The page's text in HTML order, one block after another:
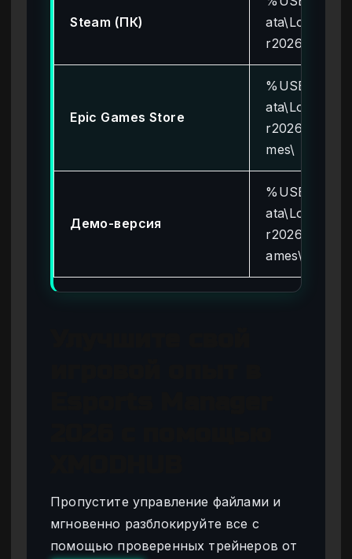
Steam (ПК)
Epic Games Store
mes\
Демо-версия
ames\
Пропустите управление файлами и
мгновенно разблокируйте все с
помощью проверенных трейнеров от